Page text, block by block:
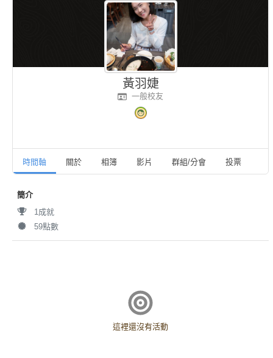
黃羽婕
一般校友
時間軸 關於 相簿 影片 群組/分會 投票
簡介
1成就
59點數
這裡還沒有活動